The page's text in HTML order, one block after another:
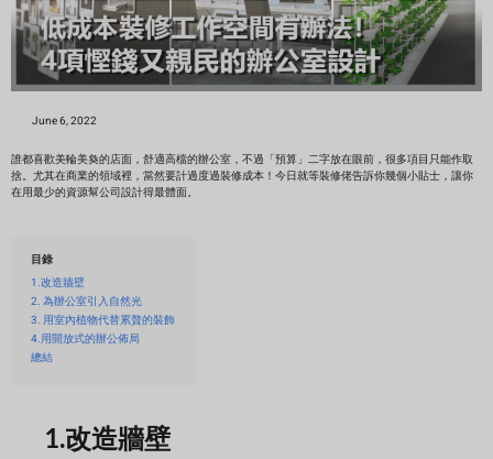
June 6, 2022
誰都喜歡美輪美奐的店面，舒適高檔的辦公室，不過「預算」二字放在眼前，很多項目只能作取
捨。尤其在商業的領域裡，當然要計過度過裝修成本！今日就等裝修佬告訴你幾個小貼士，讓你
在用最少的資源幫公司設計得最體面。
目錄
1.改造牆壁
2. 為辦公室引入自然光
3. 用室內植物代替累贅的裝飾
4.用開放式的辦公佈局
總結
1.改造牆壁